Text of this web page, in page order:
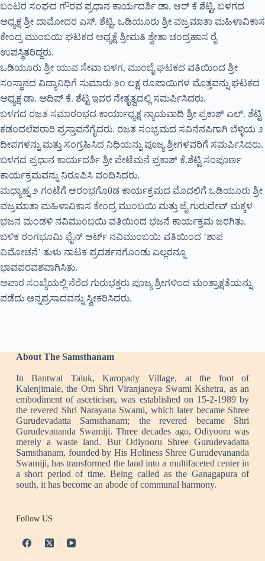
ಬಂಟರ ಸಂಘದ ಗೌರವ ಪ್ರಧಾನ ಕಾರ್ಯದರ್ಶಿ ಡಾ. ಆರ್ ಕೆ ಶೆಟ್ಟಿ, ಬಳಗದ
ಅಧ್ಯಕ್ಷ ಶ್ರೀ ದಾಮೋದರ ಎಸ್. ಶೆಟ್ಟಿ, ಒಡಿಯೂರು ಶ್ರೀ ವಜ್ರಮಾತಾ ಮಹಿಳಾವಿಕಾಸ
ಕೇಂದ್ರ ಮುಂಬಯಿ ಘಟಕದ ಅಧ್ಯಕ್ಷೆ ಶ್ರೀಮತಿ ಶ್ವೇತಾ ಚಂದ್ರಹಾಸ ರೈ
ಉಪಸ್ಥಿತರಿದ್ದರು.
ಒಡಿಯೂರು ಶ್ರೀ ಯುವ ಸೇವಾ ಬಳಗ, ಮುಂಬೈ ಘಟಕದ ವತಿಯಿಂದ ಶ್ರೀ
ಸಂಸ್ಥಾನದ ವಿದ್ಯಾನಿಧಿಗೆ ಸುಮಾರು ೨೧ ಲಕ್ಷ ರೂಪಾಯಿಗಳ ಮೊತ್ತವನ್ನು ಘಟಕದ
ಅಧ್ಯಕ್ಷ ಡಾ. ಅದಿಪ್ ಕೆ. ಶೆಟ್ಟಿ ಇವರ ನೇತೃತ್ವದಲ್ಲಿ ಸಮರ್ಪಿಸಿದರು.
ಬಳಗದ ರಜತ ಸಮಾರಂಭದ ಕಾರ್ಯಾಧ್ಯಕ್ಷ ನ್ಯಾಯವಾದಿ ಶ್ರೀ ಪ್ರಕಾಶ್ ಎಲ್. ಶೆಟ್ಟಿ
ಕಡಂದಲೆಪರಾರಿ ಪ್ರಸ್ತಾವನೆಗೈದರು. ರಜತ ಸಂಭ್ರಮದ ಸವಿನೆನಪಿಗಾಗಿ ಬೆಳ್ಳಿಯ ೨
ದೀಪಗಳನ್ನು ಮತ್ತು ಸಂಗ್ರಹಿಸಿದ ನಿಧಿಯನ್ನು ಪೂಜ್ಯ ಶ್ರೀಗಳವರಿಗೆ ಸಮರ್ಪಿಸಿದರು.
ಬಳಗದ ಪ್ರಧಾನ ಕಾರ್ಯದರ್ಶಿ ಶ್ರೀ ಪೇಟೆಮನೆ ಪ್ರಕಾಶ್ ಕೆ.ಶೆಟ್ಟಿ ಸಂಪೂರ್ಣ
ಕಾರ್ಯಕ್ರಮವನ್ನು ನಿರೂಪಿಸಿ ವಂದಿಸಿದರು.
ಮಧ್ಯಾಹ್ನ ೨ ಗಂಟೆಗೆ ಆರಂಭಗೊ0ಡ ಕಾರ್ಯಕ್ರಮದ ಮೊದಲಿಗೆ ಒಡಿಯೂರು ಶ್ರೀ
ವಜ್ರಮಾತಾ ಮಹಿಳಾವಿಕಾಸ ಕೇಂದ್ರ ಮುಂಬಯಿ ಮತ್ತು ಜೈ ಗುರುದೇವ್ ಮಕ್ಕಳ
ಭಜನ ಮಂಡಳಿ ನವಿಮುಂಬಯಿ ವತಿಯಿಂದ ಭಜನೆ ಕಾರ್ಯಕ್ರಮ ಜರಗಿತು.
ಬಳಿಕ ರಂಗಭೂಮಿ ಫೈನ್ ಆರ್ಟ್ ನವಿಮುಂಬಯಿ ವತಿಯಿಂದ ‘ಶಾಪ
ವಿಮೋಚನೆ’ ತುಳು ನಾಟಕ ಪ್ರದರ್ಶನಗೊಂಡು ಎಲ್ಲರನ್ನೂ
ಭಾವಪರವಶವಾಗಿಸಿತು.
ಅಪಾರ ಸಂಖ್ಯೆಯಲ್ಲಿ ನೆರೆದ ಗುರುಭಕ್ತರು ಪೂಜ್ಯ ಶ್ರೀಗಳಿಂದ ಮಂತ್ರಾಕ್ಷತೆಯನ್ನು
ಪಡೆದು ಅನ್ನಪ್ರಸಾದವನ್ನು ಸ್ವೀಕರಿಸಿದರು.
About The Samsthanam
In Bantwal Taluk, Karopady Village, at the foot of
Kalenjimale, the Om Shri Viranjaneya Swami Kshetra, as an
embodiment of asceticism, was established on 15-2-1989 by
the revered Shri Narayana Swami, which later became Shree
Gurudevadatta Samsthanam; the revered became Shri
Gurudevananda Swamiji. Three decades ago, Odiyooru was
merely a waste land. But Odiyooru Shree Gurudevadatta
Samsthanam, founded by His Holiness Shree Gurudevananda
Swamiji, has transformed the land into a multifaceted center in
a short period of time. Being called as the Ganagapura of
south, it has become an abode of communal harmony.
Follow US